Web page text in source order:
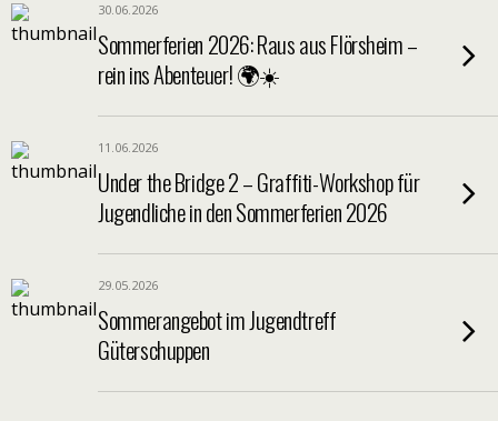
30.06.2026
Sommerferien 2026: Raus aus Flörsheim –
rein ins Abenteuer! 🌍☀️
11.06.2026
Under the Bridge 2 – Graffiti-Workshop für
Jugendliche in den Sommerferien 2026
29.05.2026
Sommerangebot im Jugendtreff
Güterschuppen